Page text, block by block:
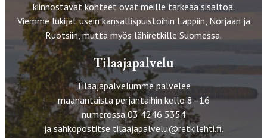
kiinnostavat kohteet ovat meille tärkeää sisältöä.
Viemme lukijat usein kansallispuistoihin Lappiin, Norjaan ja
Ruotsiin, mutta myös lähiretkille Suomessa.
Tilaajapalvelu
Tilaajapalvelumme palvelee
maanantaista perjantaihin kello 8–16
numerossa 03 4246 5354
ja sähköpostitse tilaajapalvelu@retkilehti.fi.